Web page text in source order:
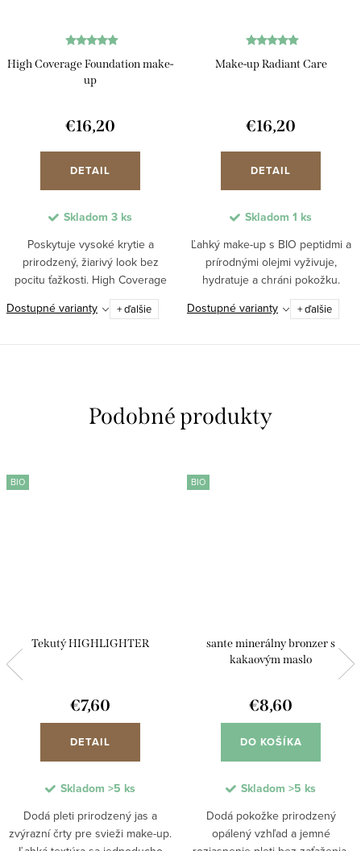
High Coverage Foundation make-
up
€16,20
DETAIL
Skladom 3 ks
Poskytuje vysoké krytie a
prirodzený, žiarivý look bez
pocitu ťažkosti. High Coverage
make-up s BIO peptidmi vyživuje
pleť, podporuje jej pružnosť a
Dostupné varianty + ďalšie
Make-up Radiant Care
€16,20
DETAIL
Skladom 1 ks
Ľahký make-up s BIO peptidmi a
prírodnými olejmi vyživuje,
hydratuje a chráni pokožku.
Svetlo odrážajúce pigmenty a
ultra jemná textúra prispievajú k
Dostupné varianty + ďalšie
BIO
Tekutý HIGHLIGHTER
€7,60
DETAIL
Skladom >5 ks
Dodá pleti prirodzený jas a
zvýrazní črty pre svieži make-up.
BIO
sante minerálny bronzer s
kakaovým maslo
€8,60
DO KOŠÍKA
Skladom >5 ks
Dodá pokožke prirodzený
opálený vzhľad a jemné